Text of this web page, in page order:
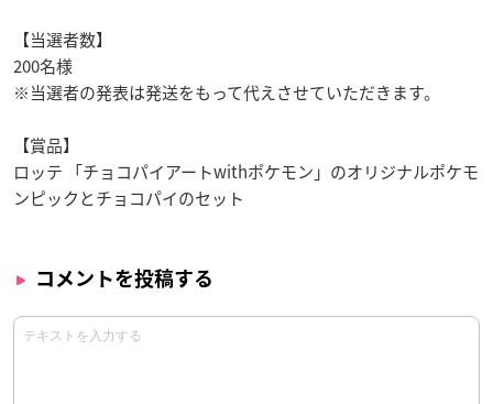
【当選者数】
200名様
※当選者の発表は発送をもって代えさせていただきます。
【賞品】
ロッテ 「チョコパイアートwithポケモン」のオリジナルポケモ
ンピックとチョコパイのセット
コメントを投稿する